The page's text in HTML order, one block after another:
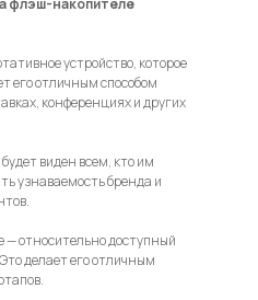
устройство, которое
его отличным способом
конференциях и других
виден всем, кто им
узнаваемость бренда и
— относительно доступный
делает его отличным